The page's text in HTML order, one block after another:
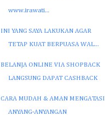
www.irawati...
INI YANG SAYA LAKUKAN AGAR
TETAP KUAT BERPUASA WAL...
BELANJA ONLINE VIA SHOPBACK
LANGSUNG DAPAT CASHBACK
CARA MUDAH & AMAN MENGATASI
ANYANG-ANYANGAN